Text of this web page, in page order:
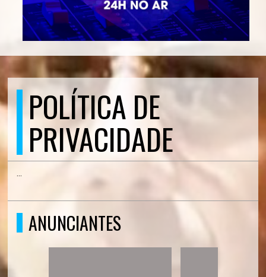
POLÍTICA DE
PRIVACIDADE
...
ANUNCIANTES